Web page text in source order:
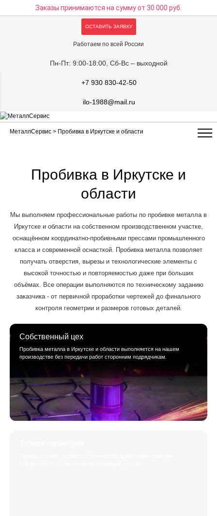
Заказы принимаются на суммуот 30 000 руб.
ОСТАВИТЬ ЗАЯВКУ
Работаем по всей России
Пн-Пт: 9:00-18:00, Сб-Вс – выходной
+7 930 830-42-50
ilo-1988@mail.ru
МеталлСервис > Пробивка в Иркутске и области
Пробивка в Иркутске и
области
Мы выполняем профессиональные работы по пробивке металла в
Иркутске и области на собственном производственном участке,
оснащённом координатно-пробивными прессами промышленного
класса и современной оснасткой. Пробивка металла позволяет
получать отверстия, вырезы и технологические элементы с
высокой точностью и повторяемостью даже при больших
объёмах. Все операции выполняются по техническому заданию
заказчика - от первичной проработки чертежей до финального
контроля геометрии и размеров готовых деталей.
Собственный цех
Пробивка металла в Иркутске и области выполняется на нашем
производстве без передачи работ сторонним подрядчикам.